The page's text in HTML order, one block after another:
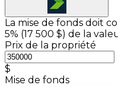
La mise de fonds doit
5% (17 500 $) de la
Prix de la propriété
$
Mise de fonds